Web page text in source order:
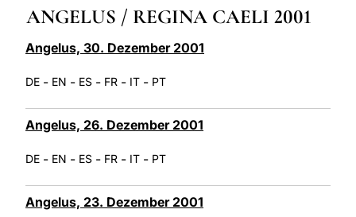
ANGELUS / REGINA CAELI 2001
Angelus, 30. Dezember 2001
DE - EN - ES - FR - IT - PT
Angelus, 26. Dezember 2001
DE - EN - ES - FR - IT - PT
Angelus, 23. Dezember 2001